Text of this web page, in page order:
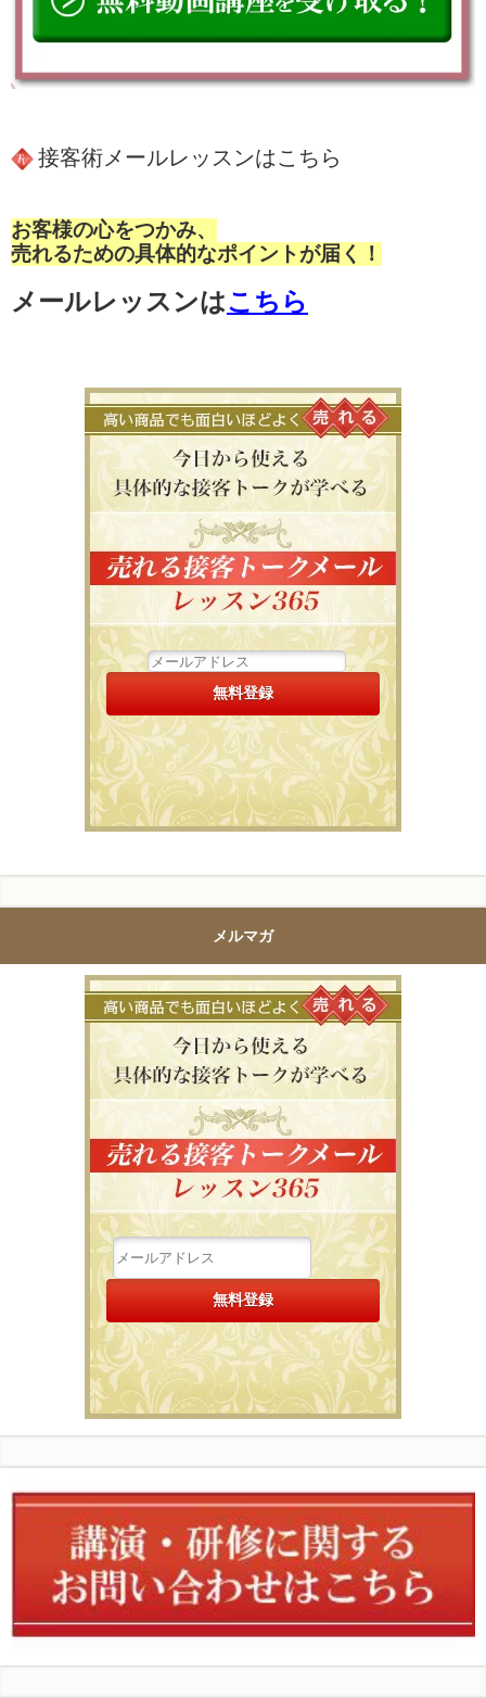
接客術メールレッスンはこちら
お客様の心をつかみ、
売れるための具体的なポイントが届く！
メールレッスンはこちら
メルマガ